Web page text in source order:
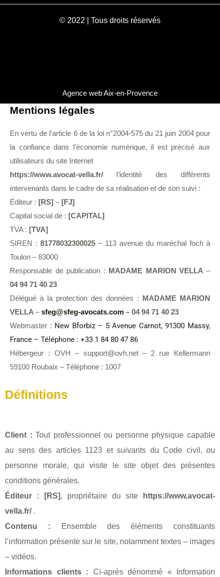
© 2022 | Tous droits réservés
Agence web Aix-en-Provence
Mentions légales
En vertu de l’article 6 de la loi n°2004-575 du 21 juin 2004 pour
la confiance dans l’économie numérique, il est précisé aux
utilisateurs du site Internet
https://www.avocat-vella.fr/ l’identité des différents
intervenants dans le cadre de sa réalisation et de son suivi :
Éditeur : [RS] –[FJ]
Capital social de : [CAPITAL]
TVA : [TVA]
SIREN : 81778032300025 – 113 avenue du maréchal foch à
Toulon – 83000
Responsable de publication : MADAME MARION VELLA–
04 94 71 40 23
Délégué à la protection des données : MADAME MARION
VELLA –sfeg@sfeg-avocats.com – 04 94 71 40 23
Webmaster : New Bforbiz – 5 Avenue Carnot, 91300 Massy,
France – Téléphone : +33 1 84 80 47 86
Hébergeur : OVH – support@ovh.net – 2 rue Kellermann
59100 Roubaix – Téléphone : 1007
Définitions
Client :Tout professionnel ou personne physique capable
au sens des articles 1123 et suivants du Code civil, ou
personne morale, qui visite le site objet des présentes
conditions générales.
Éditeur :
[RS], propriétaire du site
https://www.avocat-
vella.fr/ .
Contenu :
Ensemble des éléments constituants
l’information présente sur le site, notamment textes – images
– vidéos.
Informations clients : Ci-après dénommé « Information